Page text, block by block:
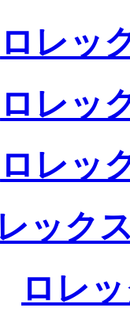
ロレッ
ロレッ
ロレッ
ック
ロレ